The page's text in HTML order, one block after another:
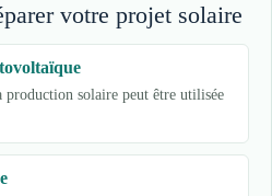
votre projet solaire
production solaire peut être utilisée